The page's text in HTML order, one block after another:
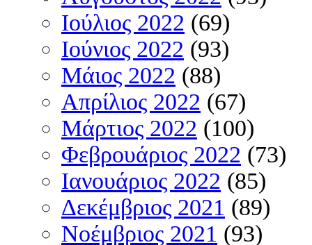
Ιούλιος 2022 (69)
Ιούνιος 2022 (93)
Μάιος 2022 (88)
Απρίλιος 2022 (67)
Μάρτιος 2022 (100)
Φεβρουάριος 2022 (73)
Ιανουάριος 2022 (85)
Δεκέμβριος 2021 (89)
Νοέμβριος 2021 (93)